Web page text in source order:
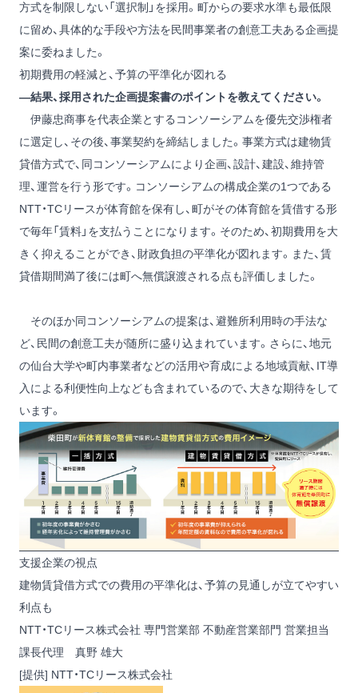
方式を制限しない「選択制」を採用。町からの要求水準も最低限
に留め、具体的な手段や方法を民間事業者の創意工夫ある企画提
案に委ねました。
初期費用の軽減と、予算の平準化が図れる
―結果、採用された企画提案書のポイントを教えてください。
伊藤忠商事を代表企業とするコンソーシアムを優先交渉権者
に選定し、その後、事業契約を締結しました。事業方式は建物賃
貸借方式で、同コンソーシアムにより企画、設計、建設、維持管
理、運営を行う形です。コンソーシアムの構成企業の1つである
NTT・TCリースが体育館を保有し、町がその体育館を賃借する形
で毎年「賃料」を支払うことになります。そのため、初期費用を大
きく抑えることができ、財政負担の平準化が図れます。また、賃
貸借期間満了後には町へ無償譲渡される点も評価しました。
そのほか同コンソーシアムの提案は、避難所利用時の手法な
ど、民間の創意工夫が随所に盛り込まれています。さらに、地元
の仙台大学や町内事業者などの活用や育成による地域貢献、IT導
入による利便性向上なども含まれているので、大きな期待をして
います。
支援企業の視点
建物賃貸借方式での費用の平準化は、予算の見通しが立てやすい
利点も
NTT・TCリース株式会社 専門営業部 不動産営業部門 営業担当
課長代理 真野 雄大
[提供] NTT・TCリース株式会社